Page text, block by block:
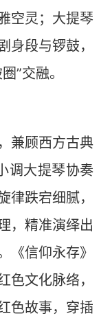
空灵；大提琴
身段与锣鼓，
”交融。
顾西方古典
调大提琴协奏
律跌宕细腻，
，精准演绎出
《信仰永存》
色文化脉络，
色故事，穿插